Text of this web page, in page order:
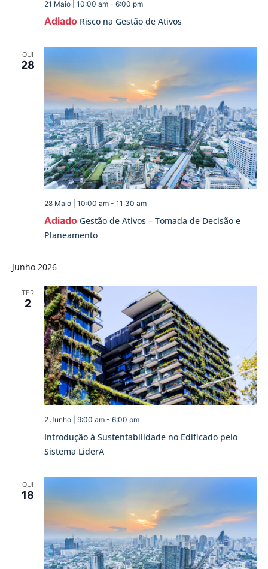
Adiado Risco na Gestão de Ativos
21 Maio | 10:00 am- 6:00 pm
QUI
28
Adiado Gestão de Ativos – Tomada de Decisão e
Planeamento
28 Maio | 10:00 am- 11:30 am
Junho 2026
TER
2
Introdução à Sustentabilidade no Edificado pelo
Sistema LiderA
2 Junho | 9:00 am- 6:00 pm
QUI
18